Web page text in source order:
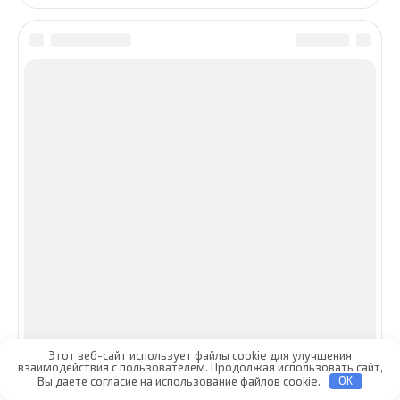
Этот веб-сайт использует файлы cookie для улучшения
взаимодействия с пользователем. Продолжая использовать сайт,
Вы даете согласие на использование файлов cookie.
OK